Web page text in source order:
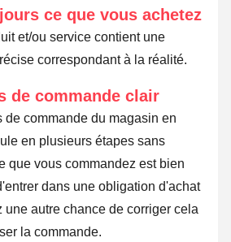
ce que vous achetez
et/ou service contient une
correspondant à la réalité.
de commande clair
de commande du magasin en
en plusieurs étapes sans
que vous commandez est bien
dans une obligation d'achat
une autre chance de corriger cela
la commande.